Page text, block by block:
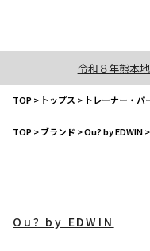
令和８年熊本
TOP> トップス > トレーナー・パ
TOP>ブランド >Ou? by EDWIN>
Ou? by EDWIN